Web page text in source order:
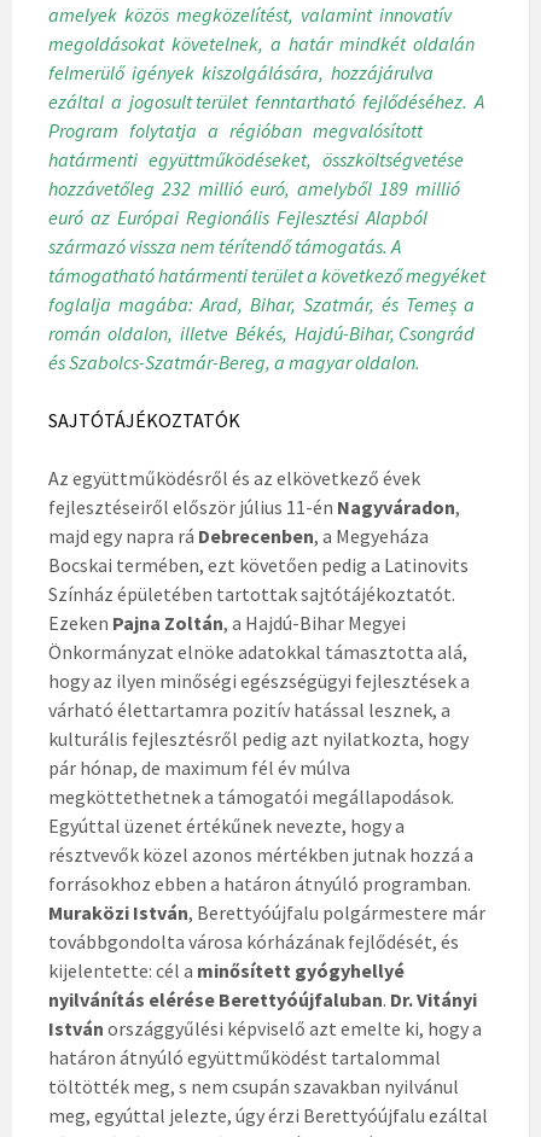
amelyek közös megközelítést, valamint innovatív
megoldásokat követelnek, a határ mindkét oldalán
felmerülő igények kiszolgálására, hozzájárulva
ezáltal a jogosult terület fenntartható fejlődéséhez. A
Program folytatja a régióban megvalósított
határmenti együttműködéseket, összköltségvetése
hozzávetőleg 232 millió euró, amelyből 189 millió
euró az Európai Regionális Fejlesztési Alapból
származó vissza nem térítendő támogatás. A
támogatható határmenti terület a következő megyéket
foglalja magába: Arad, Bihar, Szatmár, és Temeș a
román oldalon, illetve Békés, Hajdú-Bihar, Csongrád
és Szabolcs-Szatmár-Bereg, a magyar oldalon.
SAJTÓTÁJÉKOZTATÓK
Az együttműködésről és az elkövetkező évek
fejlesztéseiről először július 11-én Nagyváradon,
majd egy napra rá Debrecenben, a Megyeháza
Bocskai termében, ezt követően pedig a Latinovits
Színház épületében tartottak sajtótájékoztatót.
Ezeken Pajna Zoltán, a Hajdú-Bihar Megyei
Önkormányzat elnöke adatokkal támasztotta alá,
hogy az ilyen minőségi egészségügyi fejlesztések a
várható élettartamra pozitív hatással lesznek, a
kulturális fejlesztésről pedig azt nyilatkozta, hogy
pár hónap, de maximum fél év múlva
megköttethetnek a támogatói megállapodások.
Egyúttal üzenet értékűnek nevezte, hogy a
résztvevők közel azonos mértékben jutnak hozzá a
forrásokhoz ebben a határon átnyúló programban.
Muraközi István, Berettyóújfalu polgármestere már
továbbgondolta városa kórházának fejlődését, és
kijelentette: cél a minősített gyógyhellyé
nyilvánítás elérése Berettyóújfaluban. Dr. Vitányi
István országgyűlési képviselő azt emelte ki, hogy a
határon átnyúló együttműködést tartalommal
töltötték meg, s nem csupán szavakban nyilvánul
meg, egyúttal jelezte, úgy érzi Berettyóújfalu ezáltal